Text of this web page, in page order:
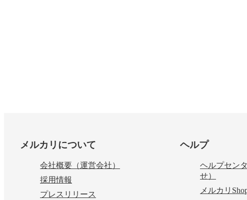
メルカリについて
会社概要（運営会社）
採用情報
プレスリリース
ヘルプ
ヘルプセン
せ）
メルカリ